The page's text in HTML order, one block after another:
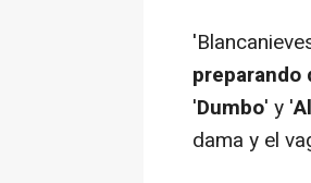
preparando
'Dumbo' y '
dama y el